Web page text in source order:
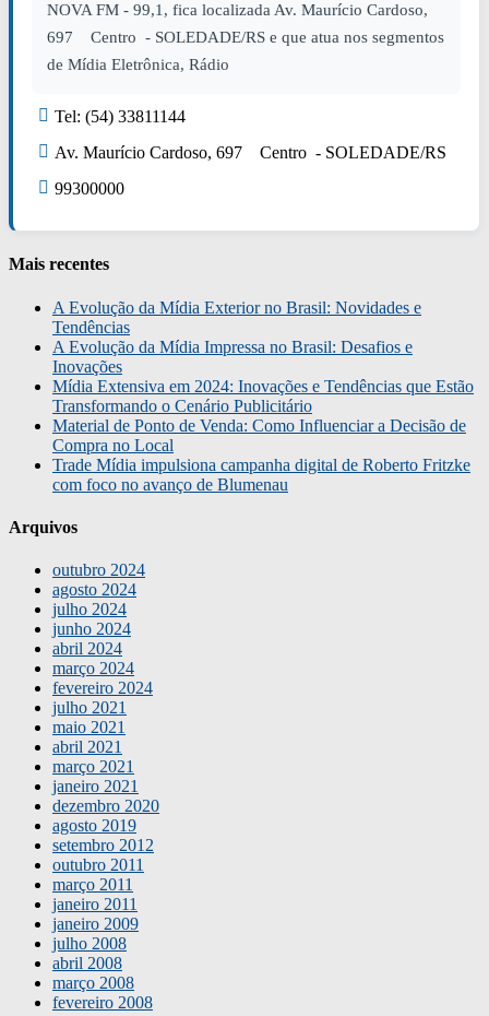
NOVA FM - 99,1, fica localizada Av. Maurício Cardoso,
697 Centro - SOLEDADE/RS e que atua nos segmentos
de Mídia Eletrônica, Rádio
Tel: (54) 33811144
Av. Maurício Cardoso, 697 Centro - SOLEDADE/RS
99300000
Mais recentes
A Evolução da Mídia Exterior no Brasil: Novidades e
Tendências
A Evolução da Mídia Impressa no Brasil: Desafios e
Inovações
Mídia Extensiva em 2024: Inovações e Tendências que Estão
Transformando o Cenário Publicitário
Material de Ponto de Venda: Como Influenciar a Decisão de
Compra no Local
Trade Mídia impulsiona campanha digital de Roberto Fritzke
com foco no avanço de Blumenau
Arquivos
outubro 2024
agosto 2024
julho 2024
junho 2024
abril 2024
março 2024
fevereiro 2024
julho 2021
maio 2021
abril 2021
março 2021
janeiro 2021
dezembro 2020
agosto 2019
setembro 2012
outubro 2011
março 2011
janeiro 2011
janeiro 2009
julho 2008
abril 2008
março 2008
fevereiro 2008